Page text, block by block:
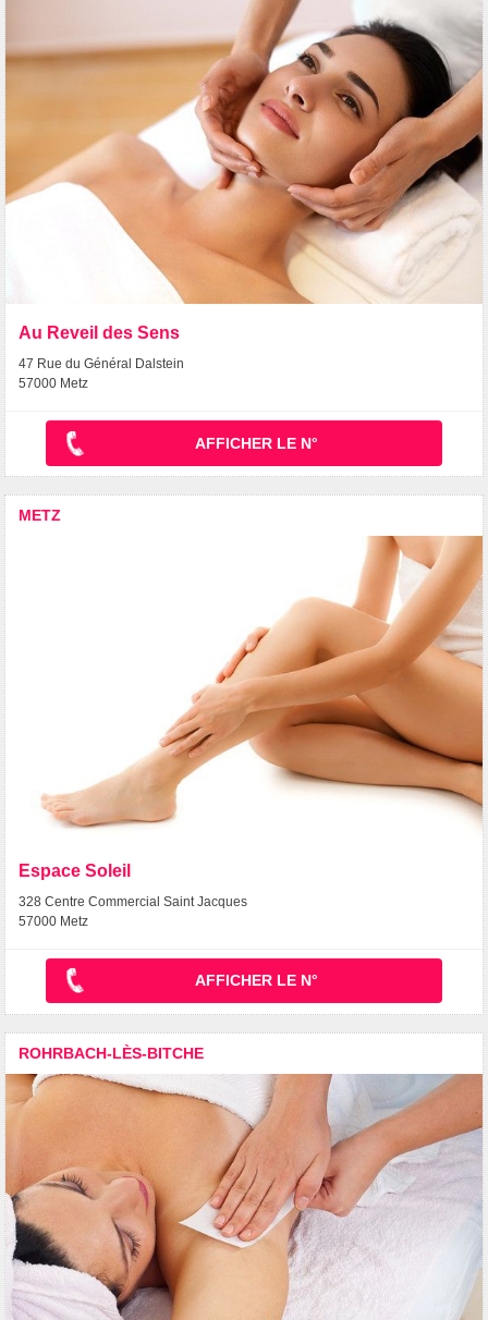
Au Reveil des Sens
47 Rue du Général Dalstein
57000 Metz
AFFICHER LE N°
METZ
Espace Soleil
328 Centre Commercial Saint Jacques
57000 Metz
AFFICHER LE N°
ROHRBACH-LÈS-BITCHE